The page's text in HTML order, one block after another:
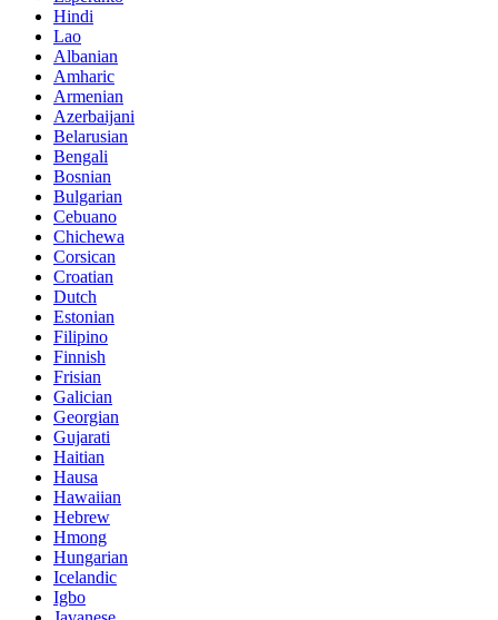
Hindi
Lao
Albanian
Amharic
Armenian
Azerbaijani
Belarusian
Bengali
Bosnian
Bulgarian
Cebuano
Chichewa
Corsican
Croatian
Dutch
Estonian
Filipino
Finnish
Frisian
Galician
Georgian
Gujarati
Haitian
Hausa
Hawaiian
Hebrew
Hmong
Hungarian
Icelandic
Igbo